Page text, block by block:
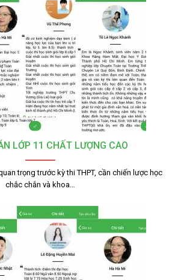
LỚP 11 CHẤT LƯỢNG CAO
trọng trước kỳ thi THPT, cần chiến lược học
chắc chắn và khoa…